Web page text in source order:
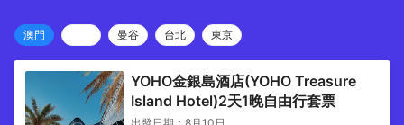
澳門 曼谷 台北 東京
YOHO金銀島酒店(YOHO Treasure
Island Hotel)2天1晚自由行套票